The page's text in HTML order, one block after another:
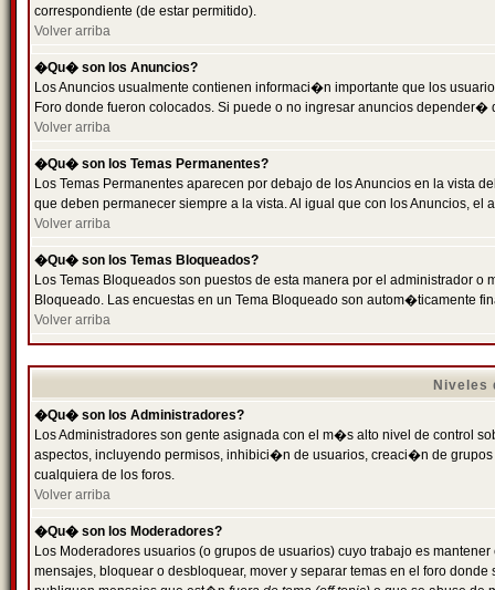
correspondiente (de estar permitido).
Volver arriba
�Qu� son los Anuncios?
Los Anuncios usualmente contienen informaci�n importante que los
Foro donde fueron colocados. Si puede o no ingresar anuncios
Volver arriba
�Qu� son los Temas Permanentes?
Los Temas Permanentes aparecen por debajo de los Anuncios en la
que deben permanecer siempre a la vista. Al igual que con los Anuncios,
Volver arriba
�Qu� son los Temas Bloqueados?
Los Temas Bloqueados son puestos de esta manera por el administrador
Bloqueado. Las encuestas en un Tema Bloqueado son autom�ticamente
Volver arriba
Niveles
�Qu� son los Administradores?
Los Administradores son gente asignada con el m�s alto nivel de control
aspectos, incluyendo permisos, inhibici�n de usuarios, creaci�n de
cualquiera de los foros.
Volver arriba
�Qu� son los Moderadores?
Los Moderadores usuarios (o grupos de usuarios) cuyo trabajo es
mensajes, bloquear o desbloquear, mover y separar temas en el foro